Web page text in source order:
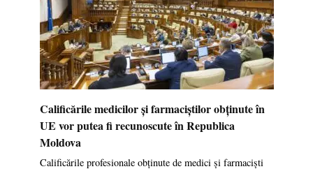
Calificările medicilor și farmaciștilor obținute în
UE vor putea fi recunoscute în Republica
Moldova
Calificările profesionale obținute de medici și farmaciști